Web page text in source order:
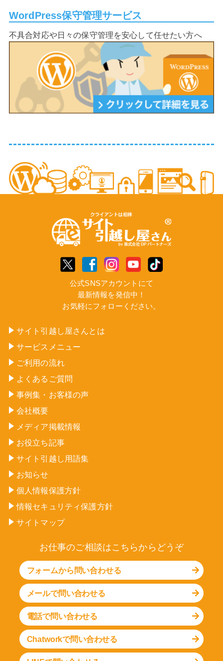
WordPress保守管理サービス
不具合対応や日々の保守管理を安心して任せたい方へ
公式SNSアカウントにて
最新情報を発信中！
お気軽にフォローください。
サイト引越し屋さんとは
サービスメニュー
ご利用の流れ
よくあるご質問
事例集・お客様の声
会社概要
メディア掲載情報
お役立ち記事
サイト引越し用語集
お知らせ
個人情報保護方針
情報セキュリティ保護方針
サイトマップ
お仕事のご相談はこちらからどうぞ
フォームから問い合わせる
メールで問い合わせる
電話で問い合わせる
Chatworkで問い合わせる